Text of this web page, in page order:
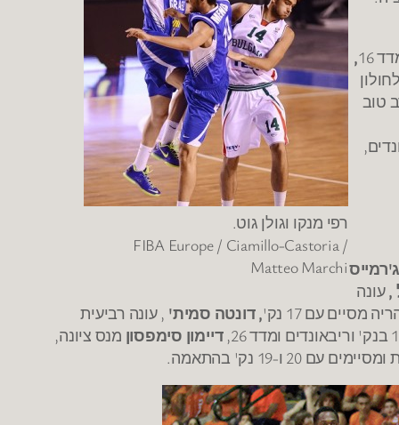
רפי מנקו וגולן גוט.
FIBA Europe / Ciamillo-Castoria /
Matteo Marchi
,
שנותן לחולון
טוב
,עונה
מסיים עם 17 נק'
, דונטה סמית' , עונה רביעית
דיימון סימפסון מנס ציונה,
20 ו-19 נק' בהתאמה.